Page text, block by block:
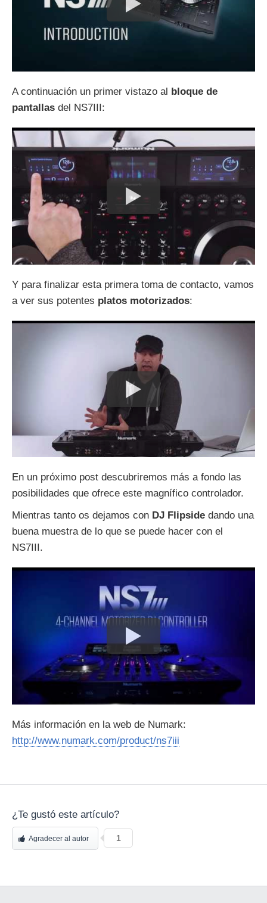
A continuación un primer vistazo al bloque de
pantallas del NS7III:
Y para finalizar esta primera toma de contacto, vamos
a ver sus potentes platos motorizados:
En un próximo post descubriremos más a fondo las
posibilidades que ofrece este magnífico controlador.
Mientras tanto os dejamos con DJ Flipside dando una
buena muestra de lo que se puede hacer con el
NS7III.
Más información en la web de Numark:
http://www.numark.com/product/ns7iii
¿Te gustó este artículo?
Agradecer al autor 1